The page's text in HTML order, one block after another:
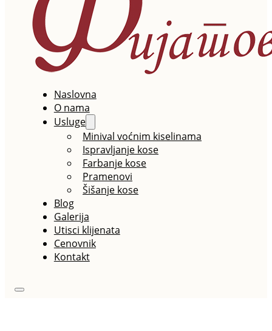
Naslovna
O nama
Usluge
Minival voćnim kiselinama
Ispravljanje kose
Farbanje kose
Pramenovi
Šišanje kose
Blog
Galerija
Utisci klijenata
Cenovnik
Kontakt